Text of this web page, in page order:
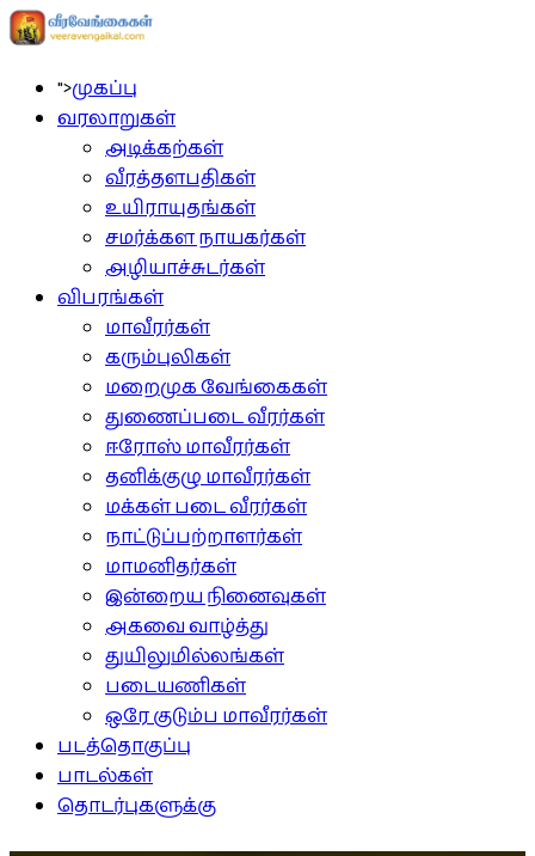
">முகப்பு
வரலாறுகள்
அடிக்கற்கள்
வீரத்தளபதிகள்
உயிராயுதங்கள்
சமர்க்கள நாயகர்கள்
அழியாச்சுடர்கள்
விபரங்கள்
மாவீரர்கள்
கரும்புலிகள்
மறைமுக வேங்கைகள்
துணைப்படை வீரர்கள்
ஈரோஸ் மாவீரர்கள்
தனிக்குழு மாவீரர்கள்
மக்கள் படை வீரர்கள்
நாட்டுப்பற்றாளர்கள்
மாமனிதர்கள்
இன்றைய நினைவுகள்
அகவை வாழ்த்து
துயிலுமில்லங்கள்
படையணிகள்
ஒரே குடும்ப மாவீரர்கள்
படத்தொகுப்பு
பாடல்கள்
தொடர்புகளுக்கு